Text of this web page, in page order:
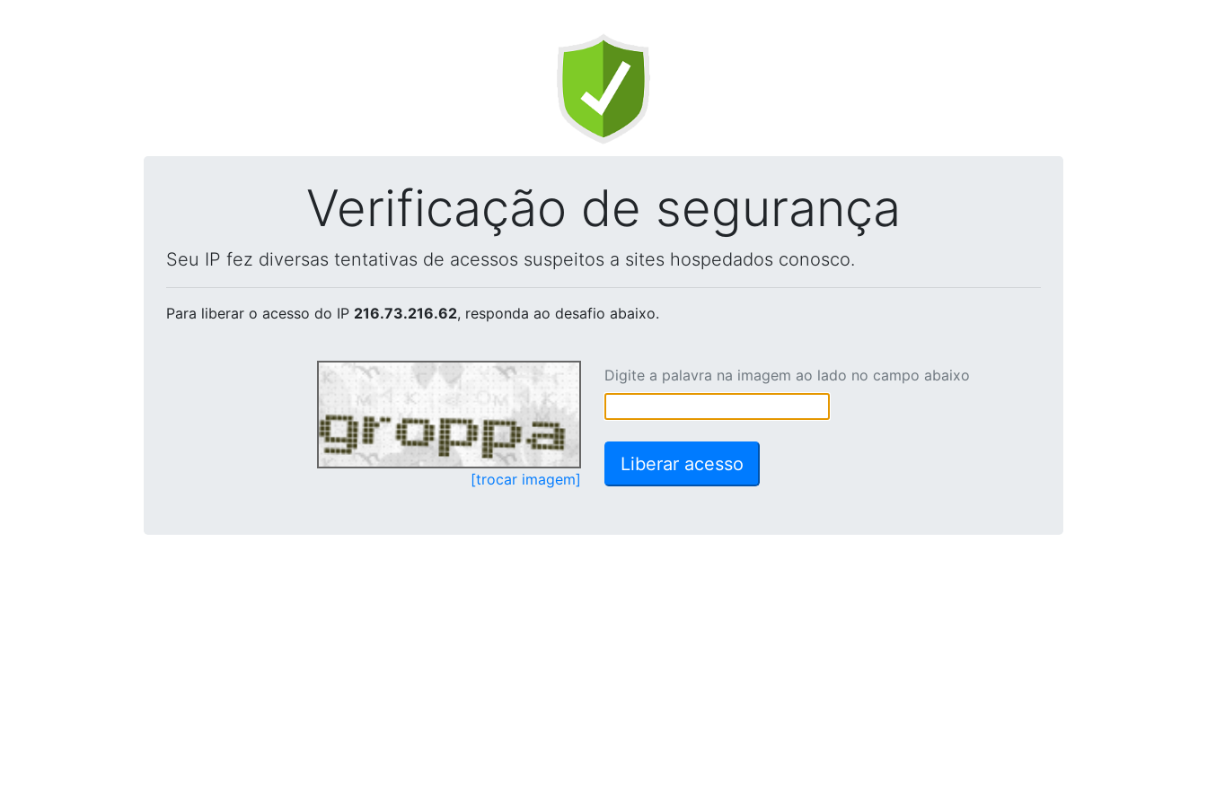
Verificação de segurança
Seu IP fez diversas tentativas de acessos suspeitos a sites hospedados conosco.
Para liberar o acesso do IP 216.73.216.62, responda ao desafio abaixo.
[trocar imagem]
Digite a palavra na imagem ao lado no campo abaixo